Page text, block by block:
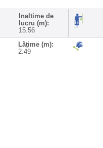
Inaltime de
lucru (m):
15.56
Lățime (m):
2.49